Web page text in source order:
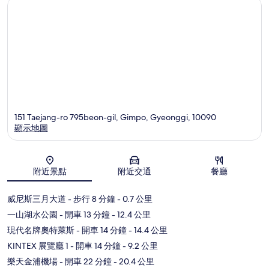
地圖
151 Taejang-ro 795beon-gil, Gimpo, Gyeonggi, 10090
顯示地圖
附近景點 附近交通 餐廳
威尼斯三月大道 - 步行 8 分鐘- 0.7 公里
一山湖水公園 - 開車 13 分鐘- 12.4 公里
現代名牌奧特萊斯- 開車 14 分鐘- 14.4 公里
KINTEX 展覽廳 1 - 開車 14 分鐘- 9.2 公里
樂天金浦機場- 開車 22 分鐘- 20.4 公里